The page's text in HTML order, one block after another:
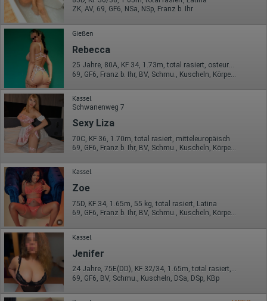
ZK, AV, 69, GF6, NSa, NSp, Franz b. Ihr
Gießen
Rebecca
25 Jahre, 80A, KF 34, 1.73m, total rasiert, osteuropäisch
Kassel
Schwanenweg 7
Sexy Liza
70C, KF 36, 1.70m, total rasiert, mitteleuropäisch
69, GF6, Franz b. Ihr, BV, Schmu., Kuscheln, Körperküs., DSa
Kassel
Zoe
75D, KF 34, 1.65m, 55 kg, total rasiert, Latina
69, GF6, Franz b. Ihr, BV, Schmu., Kuscheln, Körperküs., EL
Kassel
Jenifer
24 Jahre, 75E(DD), KF 32/34, 1.65m, total rasiert, Latina
69, GF6, BV, Schmu., Kuscheln, DSa, DSp, KBp